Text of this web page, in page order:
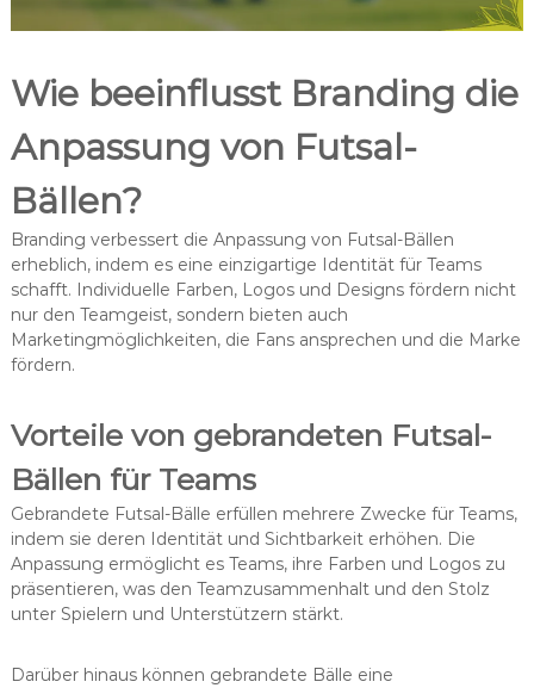
Wie beeinflusst Branding die
Anpassung von Futsal-
Bällen?
Branding verbessert die Anpassung von Futsal-Bällen
erheblich, indem es eine einzigartige Identität für Teams
schafft. Individuelle Farben, Logos und Designs fördern nicht
nur den Teamgeist, sondern bieten auch
Marketingmöglichkeiten, die Fans ansprechen und die Marke
fördern.
Vorteile von gebrandeten Futsal-
Bällen für Teams
Gebrandete Futsal-Bälle erfüllen mehrere Zwecke für Teams,
indem sie deren Identität und Sichtbarkeit erhöhen. Die
Anpassung ermöglicht es Teams, ihre Farben und Logos zu
präsentieren, was den Teamzusammenhalt und den Stolz
unter Spielern und Unterstützern stärkt.
Darüber hinaus können gebrandete Bälle eine